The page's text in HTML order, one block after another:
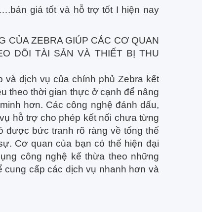
giá tốt và hỗ trợ tốt I hiện nay
CỦA ZEBRA GIÚP CÁC CƠ QUAN
DÕI TÀI SẢN VÀ THIẾT BỊ THU
và dịch vụ của chính phủ Zebra kết
theo thời gian thực ở cạnh để nâng
hơn. Các công nghệ đánh dấu,
hỗ trợ cho phép kết nối chưa từng
được bức tranh rõ ràng về tổng thể
Cơ quan của bạn có thể hiện đại
công nghệ kế thừa theo những
cấp các dịch vụ nhanh hơn và